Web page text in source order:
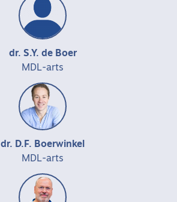
dr. S.Y. de Boer
MDL-arts
dr. D.F. Boerwinkel
MDL-arts